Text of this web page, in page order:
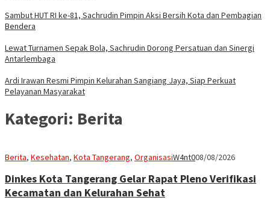
Sambut HUT RI ke-81, Sachrudin Pimpin Aksi Bersih Kota dan Pembagian
Bendera
Lewat Turnamen Sepak Bola, Sachrudin Dorong Persatuan dan Sinergi
Antarlembaga
Ardi Irawan Resmi Pimpin Kelurahan Sangiang Jaya, Siap Perkuat
Pelayanan Masyarakat
Kategori: Berita
Berita, Kesehatan, Kota Tangerang, OrganisasiW4nt008/08/2026
Dinkes Kota Tangerang Gelar Rapat Pleno Verifikasi
Kecamatan dan Kelurahan Sehat